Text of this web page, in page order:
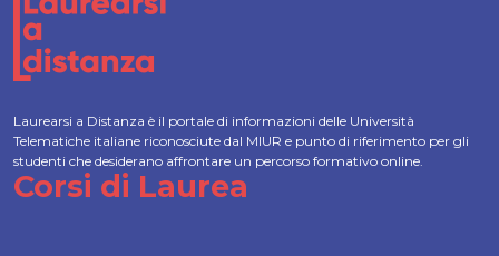
Laurearsi a Distanza è il portale di informazioni delle Università
Telematiche italiane riconosciute dal MIUR e punto di riferimento per gli
studenti che desiderano affrontare un percorso formativo online.
Corsi di Laurea